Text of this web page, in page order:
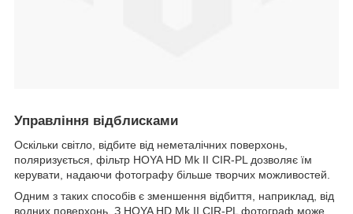
Управління відблисками
Оскільки світло, відбите від неметалічних поверхонь,
поляризується, фільтр HOYA HD Mk II CIR-PL дозволяє їм
керувати, надаючи фотографу більше творчих можливостей.
Одним з таких способів є зменшення відбиття, наприклад, від
водних поверхонь. З HOYA HD Mk II CIR-PL фотограф може